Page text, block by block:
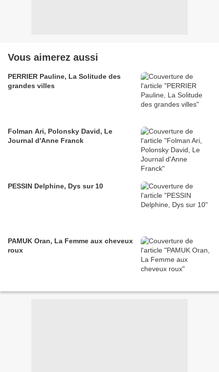
Vous aimerez aussi
PERRIER Pauline, La Solitude des
grandes villes
Folman Ari, Polonsky David, Le
Journal d'Anne Franck
PESSIN Delphine, Dys sur 10
PAMUK Oran, La Femme aux cheveux
roux